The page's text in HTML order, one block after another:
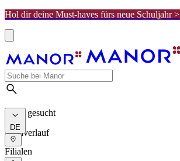
Hol dir deine Must-haves fürs neue Schuljahr >
Meist gesucht
Suchverlauf
DE
Filialen